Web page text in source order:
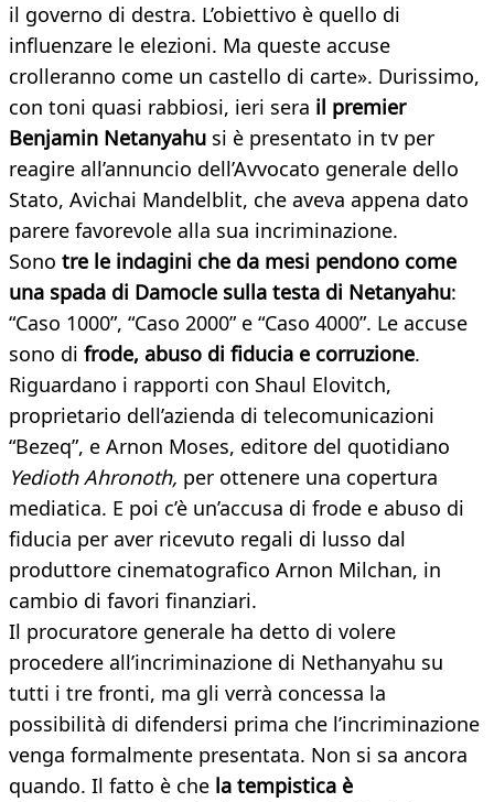
il governo di destra. L’obiettivo è quello di
influenzare le elezioni. Ma queste accuse
crolleranno come un castello di carte». Durissimo,
con toni quasi rabbiosi, ieri sera il premier
Benjamin Netanyahu si è presentato in tv per
reagire all’annuncio dell’Avvocato generale dello
Stato, Avichai Mandelblit, che aveva appena dato
parere favorevole alla sua incriminazione.
Sono tre le indagini che da mesi pendono come
una spada di Damocle sulla testa di Netanyahu:
“Caso 1000”, “Caso 2000” e “Caso 4000”. Le accuse
sono di frode, abuso di fiducia e corruzione.
Riguardano i rapporti con Shaul Elovitch,
proprietario dell’azienda di telecomunicazioni
“Bezeq”, e Arnon Moses, editore del quotidiano
Yedioth Ahronoth, per ottenere una copertura
mediatica. E poi c’è un’accusa di frode e abuso di
fiducia per aver ricevuto regali di lusso dal
produttore cinematografico Arnon Milchan, in
cambio di favori finanziari.
Il procuratore generale ha detto di volere
procedere all’incriminazione di Nethanyahu su
tutti i tre fronti, ma gli verrà concessa la
possibilità di difendersi prima che l’incriminazione
venga formalmente presentata. Non si sa ancora
quando. Il fatto è che la tempistica è